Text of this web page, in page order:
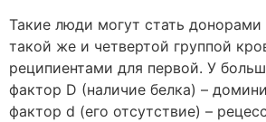
Такие люди могут стать донорами
такой же и четвертой группой
реципиентами для первой. У
фактор D (наличие белка) –
фактор d (его отсутствие) –